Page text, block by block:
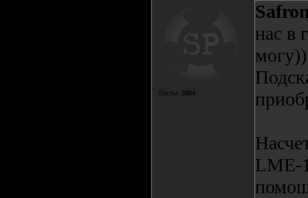
Посты: 2884
нас в
могу))
LME-